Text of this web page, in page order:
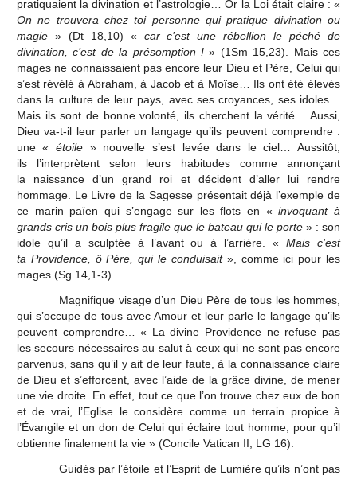
pratiquaient la divination et l’astrologie… Or la Loi était claire : «
On ne trouvera chez toi personne qui pratique divination ou
magie» (Dt 18,10) « car c’est une rébellion le péché de
divination, c’est de la présomption !» (1Sm 15,23). Mais ces
mages ne connaissaient pas encore leur Dieu et Père, Celui qui
s’est révélé à Abraham, à Jacob et à Moïse… Ils ont été élevés
dans la culture de leur pays, avec ses croyances, ses idoles…
Mais ils sont de bonne volonté, ils cherchent la vérité… Aussi,
Dieu va-t-il leur parler un langage qu’ils peuvent comprendre :
une «étoile » nouvelle s’est levée dans le ciel… Aussitôt,
ils l’interprètent selon leurs habitudes comme annonçant
la naissance d’un grand roi et décident d’aller lui rendre
hommage. Le Livre de la Sagesse présentait déjà l’exemple de
ce marin païen qui s’engage sur les flots en «invoquant à
grands cris un bois plus fragile que le bateau qui le porte» : son
idole qu’il a sculptée à l’avant ou à l’arrière. «Mais c’est
ta Providence, ô Père, qui le conduisait », comme ici pour les
mages (Sg 14,1-3).
Magnifique visage d’un Dieu Père de tous les hommes,
qui s’occupe de tous avec Amour et leur parle le langage qu’ils
peuvent comprendre… « La divine Providence ne refuse pas
les secours nécessaires au salut à ceux qui ne sont pas encore
parvenus, sans qu’il y ait de leur faute, à la connaissance claire
de Dieu et s’efforcent, avec l’aide de la grâce divine, de mener
une vie droite. En effet, tout ce que l’on trouve chez eux de bon
et de vrai, l’Eglise le considère comme un terrain propice à
l’Évangile et un don de Celui qui éclaire tout homme, pour qu’il
obtienne finalement la vie » (Concile Vatican II, LG 16).
Guidés par l’étoile et l’Esprit de Lumière qu’ils n’ont pas